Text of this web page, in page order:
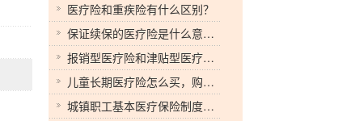
医疗险和重疾险有什么区别？
保证续保的医疗险是什么意思，个人购买医疗保险怎么交
报销型医疗险和津贴型医疗险的区别是什么？医保报销是怎么报销的
儿童长期医疗险怎么买，购买儿童医疗险的主要作用有哪些
城镇职工基本医疗保险制度的框架包括了哪些内容？如何参保缴费